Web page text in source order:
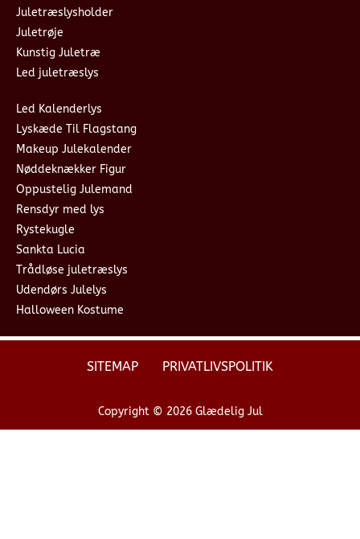
Juletræslysholder
Juletrøje
Kunstig Juletræ
Led juletræslys
Led Kalenderlys
Lyskæde Til Flagstang
Makeup Julekalender
Nøddeknækker Figur
Oppustelig Julemand
Rensdyr med lys
Rystekugle
Sankta Lucia
Trådløse juletræslys
Udendørs Julelys
Halloween Kostume
SITEMAP PRIVATLIVSPOLITIK
Copyright © 2026 Glædelig Jul